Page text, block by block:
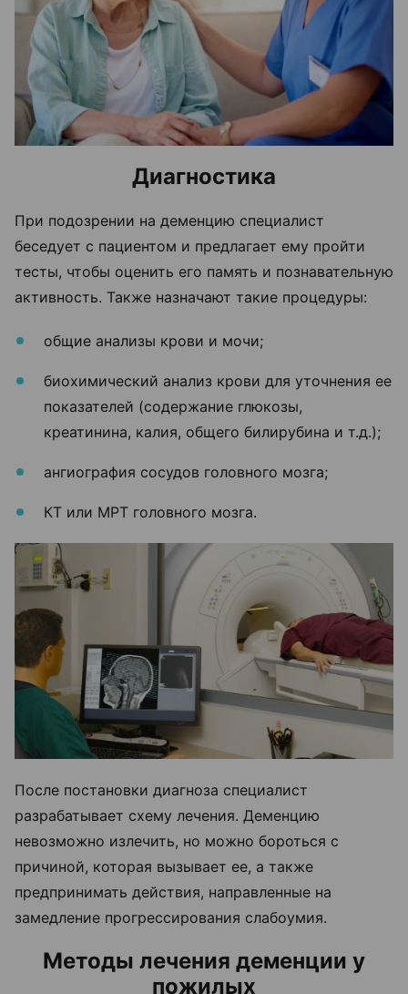
Диагностика
При подозрении на деменцию специалист
беседует с пациентом и предлагает ему пройти
тесты, чтобы оценить его память и познавательную
активность. Также назначают такие процедуры:
общие анализы крови и мочи;
биохимический анализ крови для уточнения ее
показателей (содержание глюкозы,
креатинина, калия, общего билирубина и т.д.);
ангиография сосудов головного мозга;
КТ или МРТ головного мозга.
После постановки диагноза специалист
разрабатывает схему лечения. Деменцию
невозможно излечить, но можно бороться с
причиной, которая вызывает ее, а также
предпринимать действия, направленные на
замедление прогрессирования слабоумия.
Методы лечения деменции у
пожилых